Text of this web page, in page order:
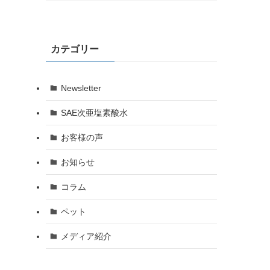
カテゴリー
Newsletter
SAE次亜塩素酸水
お客様の声
お知らせ
コラム
ペット
メディア紹介